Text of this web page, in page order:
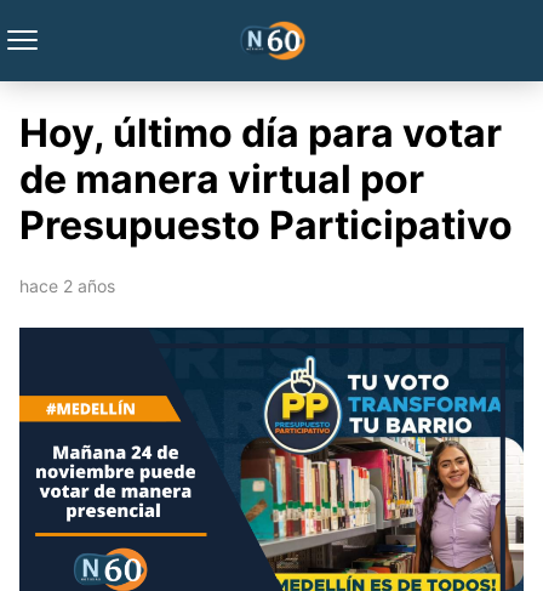
Hoy, último día para votar
de manera virtual por
Presupuesto Participativo
hace 2 años